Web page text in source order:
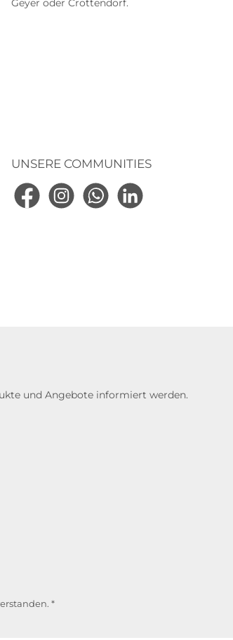
Geyer oder Crottendorf.
UNSERE COMMUNITIES
FacebookInstagramWhatsAppLinkedIn
und Angebote informiert werden.
*